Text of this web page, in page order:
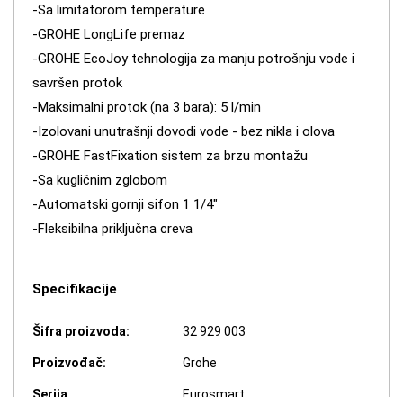
-Sa limitatorom temperature
-GROHE LongLife premaz
-GROHE EcoJoy tehnologija za manju potrošnju vode i
savršen protok
-Maksimalni protok (na 3 bara): 5 l/min
-Izolovani unutrašnji dovodi vode - bez nikla i olova
-GROHE FastFixation sistem za brzu montažu
-Sa kugličnim zglobom
-Automatski gornji sifon 1 1/4"
-Fleksibilna priključna creva
Specifikacije
Šifra proizvoda: 32 929 003
Proizvođač: Grohe